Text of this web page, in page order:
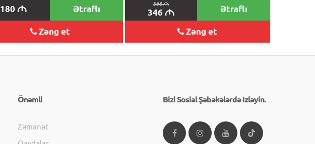
180 M Ətraflı
Zəng et
368M
346 M Ətraflı
Zəng et
Önəmli
Zəmanət
Bizi Sosial Şəbəkələrdə Izləyin.